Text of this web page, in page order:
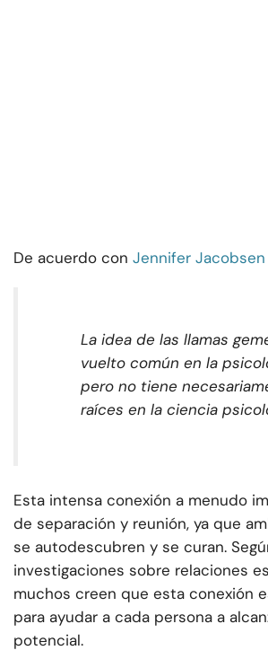
De acuerdo con Jennifer Jacobsen
La idea de las llamas
vuelto común en la
pero no tiene
raíces en la ciencia
Esta intensa conexión a menudo
de separación y reunión, ya que
se autodescubren y se curan.
investigaciones sobre relaciones
muchos creen que esta conexión
para ayudar a cada persona a
potencial.